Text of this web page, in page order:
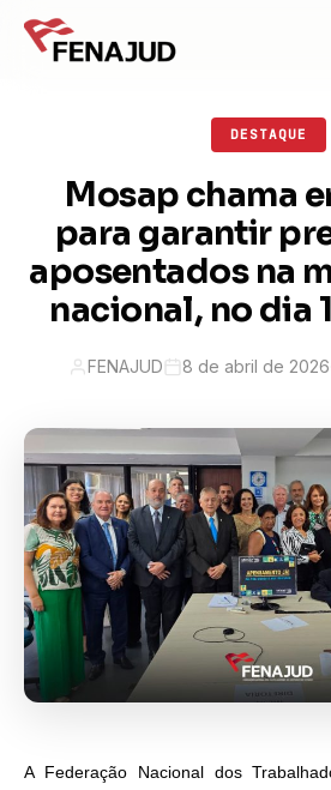
DESTAQUE
Mosap chama
para garantir
aposentados na
nacional, no dia
FENAJUD 8 de abril de 2026
A Federação Nacional dos